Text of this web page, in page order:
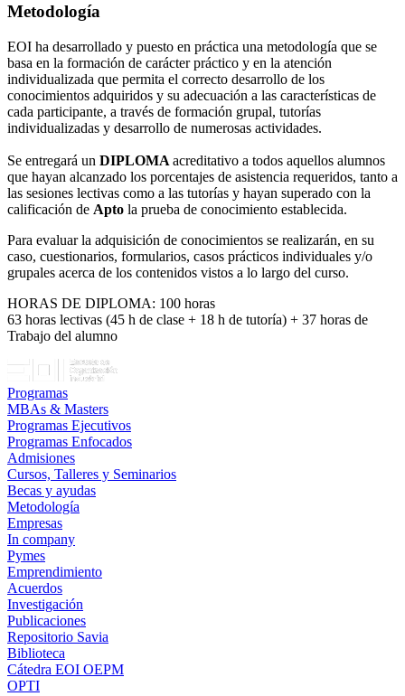
Metodología
EOI ha desarrollado y puesto en práctica una metodología que se
basa en la formación de carácter práctico y en la atención
individualizada que permita el correcto desarrollo de los
conocimientos adquiridos y su adecuación a las características de
cada participante, a través de formación grupal, tutorías
individualizadas y desarrollo de numerosas actividades.
Se entregará un DIPLOMA acreditativo a todos aquellos alumnos
que hayan alcanzado los porcentajes de asistencia requeridos, tanto a
las sesiones lectivas como a las tutorías y hayan superado con la
calificación de Apto la prueba de conocimiento establecida.
Para evaluar la adquisición de conocimientos se realizarán, en su
caso, cuestionarios, formularios, casos prácticos individuales y/o
grupales acerca de los contenidos vistos a lo largo del curso.
HORAS DE DIPLOMA: 100 horas
63 horas lectivas (45 h de clase + 18 h de tutoría) + 37 horas de
Trabajo del alumno
Programas
MBAs & Masters
Programas Ejecutivos
Programas Enfocados
Admisiones
Cursos, Talleres y Seminarios
Becas y ayudas
Metodología
Empresas
In company
Pymes
Emprendimiento
Acuerdos
Investigación
Publicaciones
Repositorio Savia
Biblioteca
Cátedra EOI OEPM
OPTI